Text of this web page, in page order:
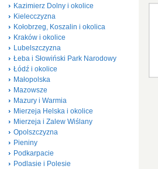
Kazimierz Dolny i okolice
Kielecczyzna
Kołobrzeg, Koszalin i okolica
Kraków i okolice
Lubelszczyzna
Łeba i Słowiński Park Narodowy
Łódź i okolice
Małopolska
Mazowsze
Mazury i Warmia
Mierzeja Helska i okolice
Mierzeja i Zalew Wiślany
Opolszczyzna
Pieniny
Podkarpacie
Podlasie i Polesie